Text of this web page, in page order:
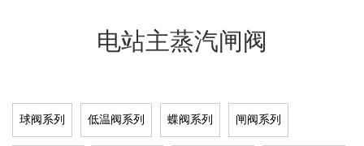
电站主蒸汽闸阀
球阀系列 低温阀系列 蝶阀系列 闸阀系列